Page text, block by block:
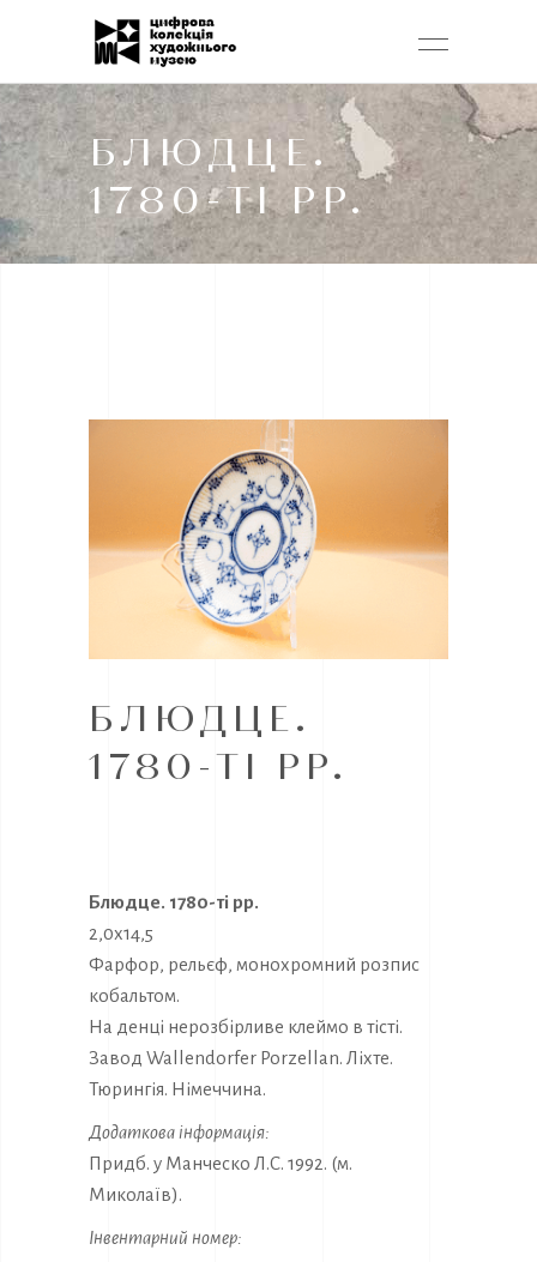
БЛЮДЦЕ.
1780-ТІ РР.
БЛЮДЦЕ.
1780-ТІ РР.
Блюдце. 1780-ті рр.
2,0х14,5
Фарфор, рельєф, монохромний розпис
кобальтом.
На денці нерозбірливе клеймо в тісті.
Завод Wallendorfer Porzellan. Ліхте.
Тюрингія. Німеччина.
Додаткова інформація:
Придб. у Манческо Л.С. 1992. (м.
Миколаїв).
Інвентарний номер: